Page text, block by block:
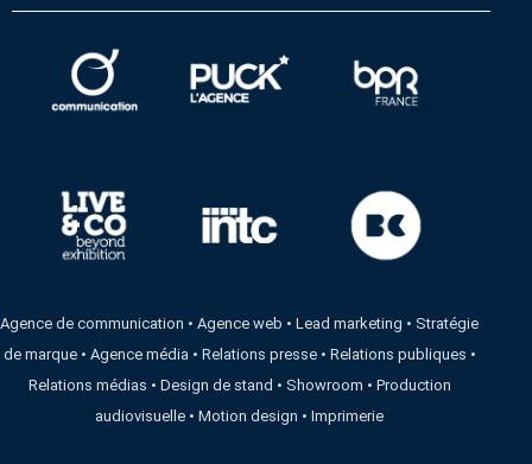
Agence de communication •Agence web •Lead marketing • Stratégie
de marque• Agence média • Relations presse• Relations publiques •
Relations médias • Design de stand • Showroom • Production
audiovisuelle •Motion design •Imprimerie